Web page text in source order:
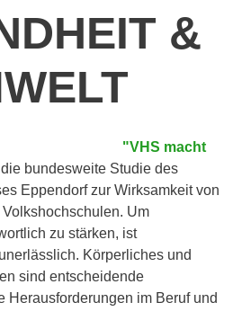
&
"VHS macht
bundesweite Studie des
Eppendorf zur Wirksamkeit von
Um
zu stärken, ist
Körperliches und
sind entscheidende
Herausforderungen im Beruf und